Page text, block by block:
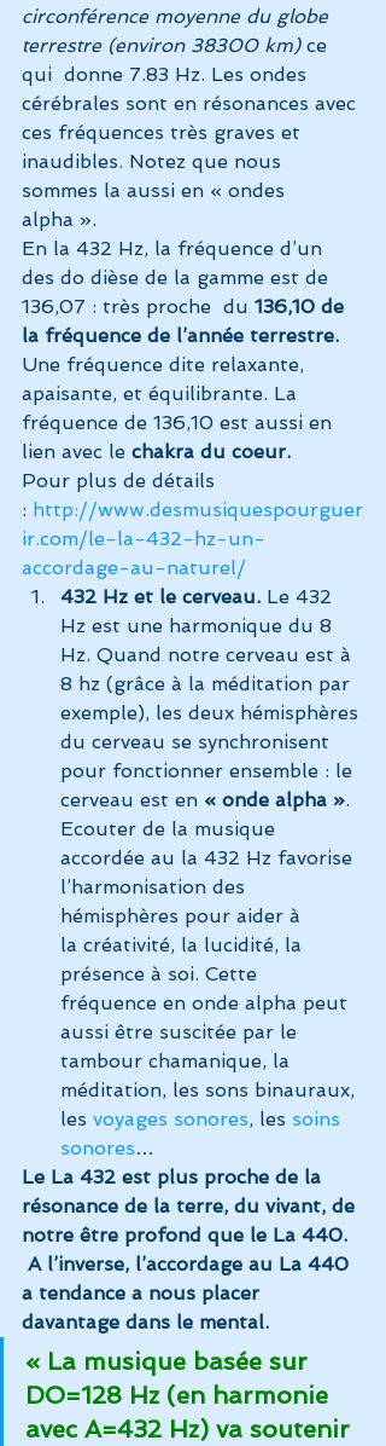
circonférence moyenne du globe
terrestre (environ 38300 km) ce
qui  donne 7.83 Hz. Les ondes
cérébrales sont en résonances avec
ces fréquences très graves et
inaudibles. Notez que nous
sommes la aussi en « ondes
alpha ».
En la 432 Hz, la fréquence d’un
des do dièse de la gamme est de
136,07 : très proche  du 136,10 de
la fréquence de l’année terrestre.
Une fréquence dite relaxante,
apaisante, et équilibrante. La
fréquence de 136,10 est aussi en
lien avec le chakra du coeur.
Pour plus de détails
: http://www.desmusiquespourguer
ir.com/le-la-432-hz-un-
accordage-au-naturel/
432 Hz et le cerveau. Le 432
Hz est une harmonique du 8
Hz. Quand notre cerveau est à
8 hz (grâce à la méditation par
exemple), les deux hémisphères
du cerveau se synchronisent
pour fonctionner ensemble : le
cerveau est en « onde alpha ».
Ecouter de la musique
accordée au la 432 Hz favorise
l’harmonisation des
hémisphères pour aider à
la créativité, la lucidité, la
présence à soi. Cette
fréquence en onde alpha peut
aussi être suscitée par le
tambour chamanique, la
méditation, les sons binauraux,
les voyages sonores, les soins
sonores…
Le La 432 est plus proche de la
résonance de la terre, du vivant, de
notre être profond que le La 440.
A l’inverse, l’accordage au La 440
a tendance a nous placer
davantage dans le mental.
« La musique basée sur
DO=128 Hz (en harmonie
avec A=432 Hz) va soutenir